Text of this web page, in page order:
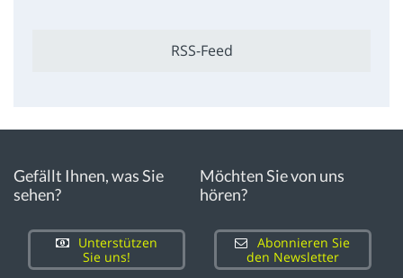
RSS-Feed
Gefällt Ihnen, was Sie
sehen?
Unterstützen
Sie uns!
Möchten Sie von uns
hören?
Abonnieren Sie
den Newsletter